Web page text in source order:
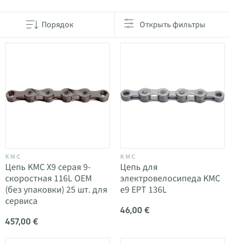
Порядок Открыть фильтры
KMC
Цепь KMC X9 серая 9-
скоростная 116L OEM
(без упаковки) 25 шт. для
сервиса
457,00 €
KMC
Цепь для
электровелосипеда KMC
e9 EPT 136L
46,00 €